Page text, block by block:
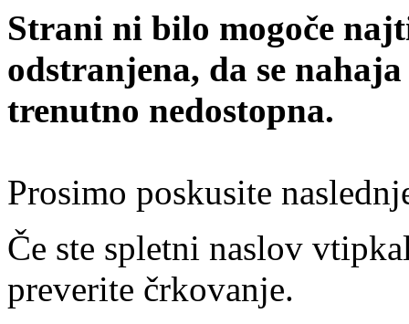
Strani ni bilo mogoče
odstranjena, da se
trenutno nedostopna.
Prosimo poskusite
Če ste spletni naslov
preverite črkovanje.